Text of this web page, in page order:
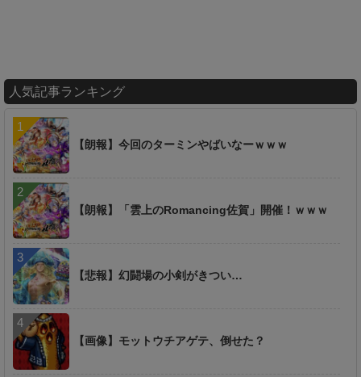
人気記事ランキング
【朗報】今回のターミンやばいなーｗｗｗ
【朗報】「雲上のRomancing佐賀」開催！ｗｗｗ
【悲報】幻闘場の小剣がきつい…
【画像】モットウチアゲテ、倒せた？